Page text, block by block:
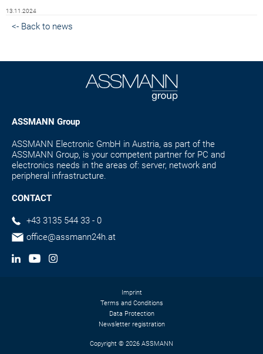
13.11.2024
<- Back to news
ASSMANN Group
ASSMANN Electronic GmbH in Austria, as part of the
ASSMANN Group, is your competent partner for PC and
electronics needs in the areas of: server, network and
peripheral infrastructure.
CONTACT
+43 3135 544 33 - 0
office@assmann24h.at
Imprint
Terms and Conditions
Data Protection
Newsletter registration
Copyright © 2026 ASSMANN